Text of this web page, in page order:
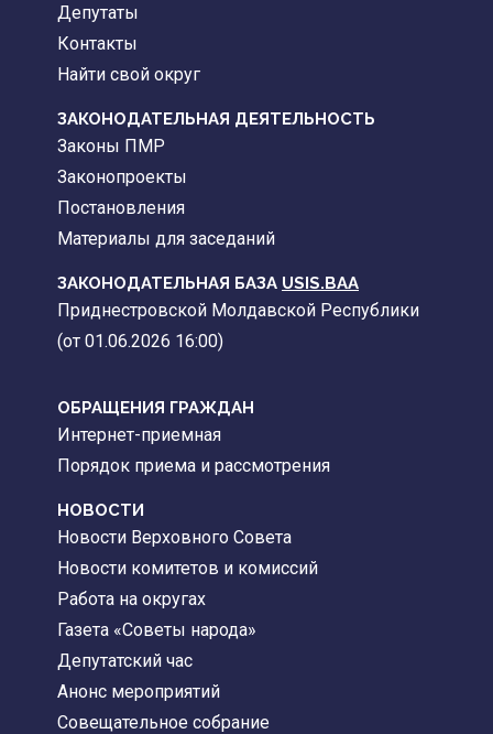
Депутаты
Контакты
Найти свой округ
ЗАКОНОДАТЕЛЬНАЯ ДЕЯТЕЛЬНОСТЬ
Законы ПМР
Законопроекты
Постановления
Материалы для заседаний
ЗАКОНОДАТЕЛЬНАЯ БАЗА USIS.BAA
Приднестровской Молдавской Республики
(от 01.06.2026 16:00)
ОБРАЩЕНИЯ ГРАЖДАН
Интернет-приемная
Порядок приема и рассмотрения
НОВОСТИ
Новости Верховного Совета
Новости комитетов и комиссий
Работа на округах
Газета «Советы народа»
Депутатский час
Анонс мероприятий
Совещательное собрание